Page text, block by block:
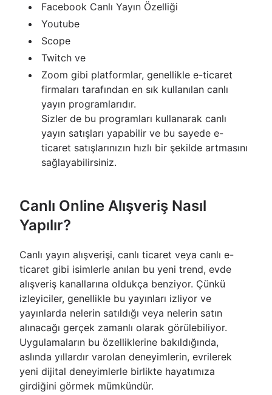
Facebook Canlı Yayın Özelliği
Youtube
Scope
Twitch ve
Zoom gibi platformlar, genellikle e-ticaret
firmaları tarafından en sık kullanılan canlı
yayın programlarıdır.
Sizler de bu programları kullanarak canlı
yayın satışları yapabilir ve bu sayede e-
ticaret satışlarınızın hızlı bir şekilde artmasını
sağlayabilirsiniz.
Canlı Online Alışveriş Nasıl
Yapılır?
Canlı yayın alışverişi, canlı ticaret veya canlı e-
ticaret gibi isimlerle anılan bu yeni trend, evde
alışveriş kanallarına oldukça benziyor. Çünkü
izleyiciler, genellikle bu yayınları izliyor ve
yayınlarda nelerin satıldığı veya nelerin satın
alınacağı gerçek zamanlı olarak görülebiliyor.
Uygulamaların bu özelliklerine bakıldığında,
aslında yıllardır varolan deneyimlerin, evrilerek
yeni dijital deneyimlerle birlikte hayatımıza
girdiğini görmek mümkündür.